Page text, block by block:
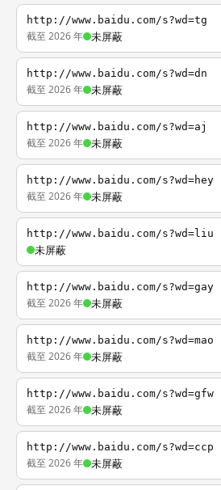
http://www.baidu.com/s?wd=tg
截至 2026 年 未屏蔽
http://www.baidu.com/s?wd=dn
截至 2026 年 未屏蔽
http://www.baidu.com/s?wd=aj
截至 2026 年 未屏蔽
http://www.baidu.com/s?wd=hey
截至 2026 年 未屏蔽
http://www.baidu.com/s?wd=liu
未屏蔽
http://www.baidu.com/s?wd=gay
截至 2026 年 未屏蔽
http://www.baidu.com/s?wd=mao
截至 2026 年 未屏蔽
http://www.baidu.com/s?wd=gfw
截至 2026 年 未屏蔽
http://www.baidu.com/s?wd=ccp
截至 2026 年 未屏蔽